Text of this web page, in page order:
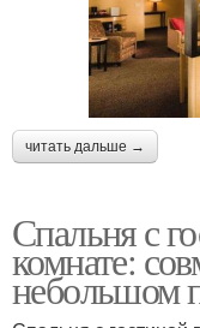
читать дальше →
Спальня с
комнате:
небольшом